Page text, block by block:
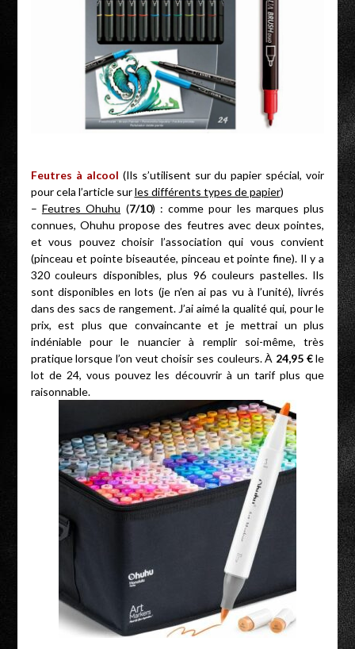
Feutres à alcool (Ils s’utilisent sur du papier spécial, voir
pour cela l’article surles différents types de papier)
– Feutres Ohuhu (7/10) : comme pour les marques plus
connues, Ohuhu propose des feutres avec deux pointes,
et vous pouvez choisir l’association qui vous convient
(pinceau et pointe biseautée, pinceau et pointe fine). Il y a
320 couleurs disponibles, plus 96 couleurs pastelles. Ils
sont disponibles en lots (je n’en ai pas vu à l’unité), livrés
dans des sacs de rangement. J’ai aimé la qualité qui, pour le
prix, est plus que convaincante et je mettrai un plus
indéniable pour le nuancier à remplir soi-même, très
pratique lorsque l’on veut choisir ses couleurs. À 24,95 €le
lot de 24, vous pouvez les découvrir à un tarif plus que
raisonnable.